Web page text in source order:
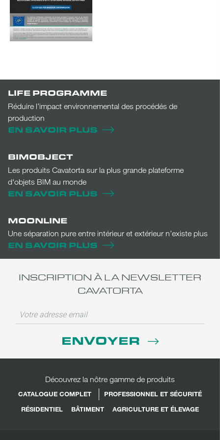
LIFE PROGRAMME
Réduire l’impact environnemental des procédés de
production
EN SAVOIR PLUS
BIMOBJECT
Les produits Cavatorta sur la plus grande plateforme
d'objets BIM au monde
EN SAVOIR PLUS
MOONLINE
Une séparation pure entre intérieur et extérieur n’existe plus
EN SAVOIR PLUS
INSCRIPTION À LA NEWSLETTER
CAVATORTA
ENVOYER
Découvrez la nôtre gamme de produits
CATALOGUE COMPLET
PROFESSIONNEL ET SÉCURITÉ
RÉSIDENTIEL
BÂTIMENT AGRICULTURE ET ÉLEVAGE